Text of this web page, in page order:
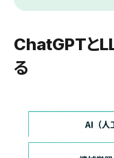
ChatGPTと
る